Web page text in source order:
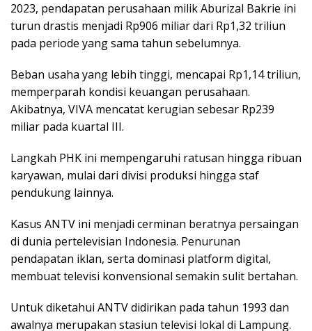
2023, pendapatan perusahaan milik Aburizal Bakrie ini
turun drastis menjadi Rp906 miliar dari Rp1,32 triliun
pada periode yang sama tahun sebelumnya.
Beban usaha yang lebih tinggi, mencapai Rp1,14 triliun,
memperparah kondisi keuangan perusahaan.
Akibatnya, VIVA mencatat kerugian sebesar Rp239
miliar pada kuartal III.
Langkah PHK ini mempengaruhi ratusan hingga ribuan
karyawan, mulai dari divisi produksi hingga staf
pendukung lainnya.
Kasus ANTV ini menjadi cerminan beratnya persaingan
di dunia pertelevisian Indonesia. Penurunan
pendapatan iklan, serta dominasi platform digital,
membuat televisi konvensional semakin sulit bertahan.
Untuk diketahui ANTV didirikan pada tahun 1993 dan
awalnya merupakan stasiun televisi lokal di Lampung.